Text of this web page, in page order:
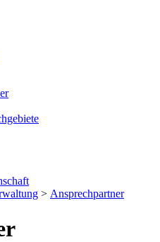
> Ansprechpartner